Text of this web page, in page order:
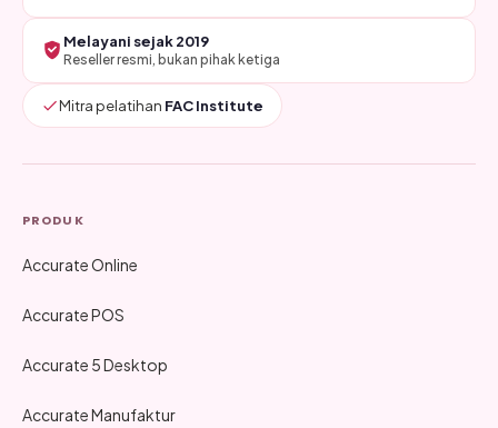
Melayani sejak 2019
Reseller resmi, bukan pihak ketiga
Mitra pelatihan FAC Institute
PRODUK
Accurate Online
Accurate POS
Accurate 5 Desktop
Accurate Manufaktur